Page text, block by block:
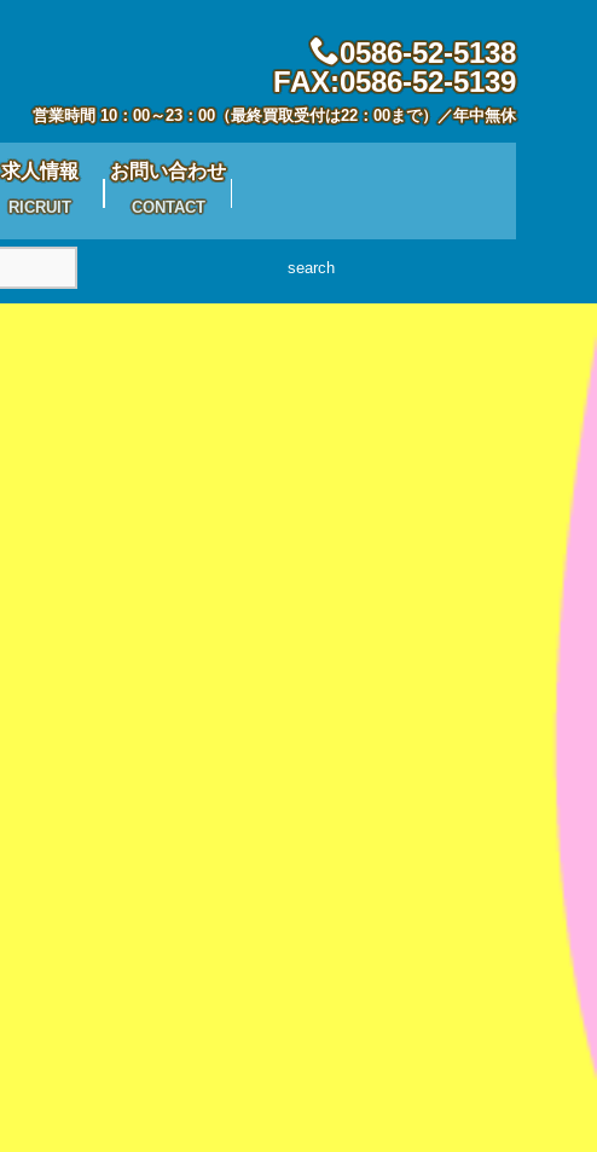
0586-52-5138
FAX:0586-52-5139
営業時間 10：00～23：00（最終買取受付は22：00まで）／年中無休
求人情報
RICRUIT
お問い合わせ
CONTACT
search